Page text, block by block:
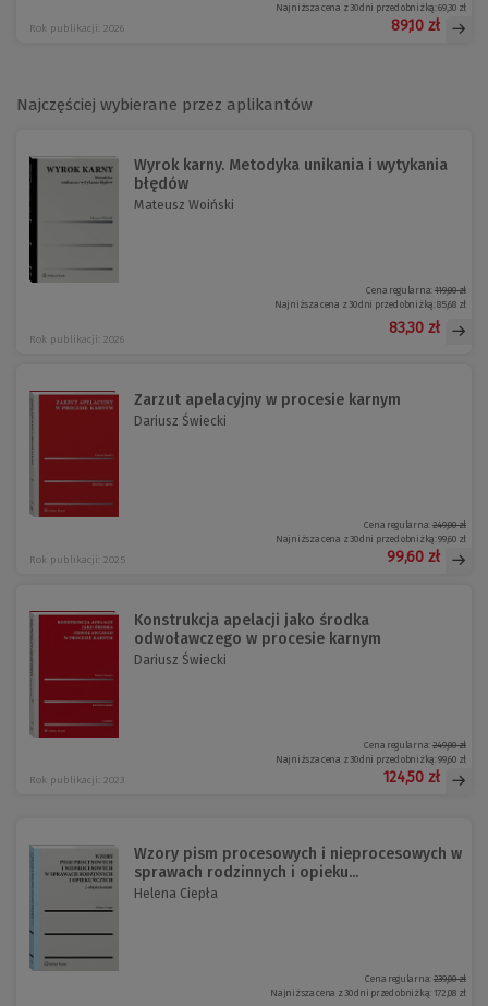
Rok publikacji: 2026
Najniższa cena z 30 dni przed obniżką:69,30 zł
89,10 zł
Najczęściej wybierane przez aplikantów
Wyrok karny. Metodyka unikania i wytykania
błędów
Mateusz Woiński
Rok publikacji: 2026
Cena regularna:119,00 zł
Najniższa cena z 30 dni przed obniżką:85,68 zł
83,30 zł
Zarzut apelacyjny w procesie karnym
Dariusz Świecki
Rok publikacji: 2025
Cena regularna:249,00 zł
Najniższa cena z 30 dni przed obniżką:99,60 zł
99,60 zł
Konstrukcja apelacji jako środka
odwoławczego w procesie karnym
Dariusz Świecki
Rok publikacji: 2023
Cena regularna:249,00 zł
Najniższa cena z 30 dni przed obniżką:99,60 zł
124,50 zł
Wzory pism procesowych i nieprocesowych w
sprawach rodzinnych i opieku...
Helena Ciepła
Cena regularna:239,00 zł
Najniższa cena z 30 dni przed obniżką: 172,08 zł